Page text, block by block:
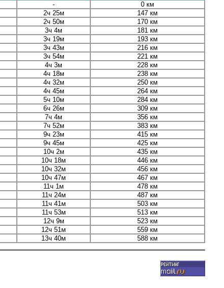
-
0 км
2ч 25м
147 км
2ч 50м
170 км
3ч 4м
181 км
3ч 19м
193 км
3ч 43м
216 км
3ч 54м
221 км
4ч 3м
228 км
4ч 18м
238 км
4ч 32м
250 км
4ч 45м
264 км
5ч 10м
284 км
6ч 26м
309 км
7ч 4м
356 км
7ч 52м
383 км
9ч 23м
415 км
9ч 45м
425 км
10ч 2м
435 км
10ч 18м
446 км
10ч 32м
456 км
10ч 47м
467 км
11ч 1м
478 км
11ч 24м
487 км
11ч 41м
503 км
11ч 53м
513 км
12ч 9м
523 км
12ч 51м
559 км
13ч 40м 588 км